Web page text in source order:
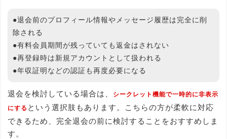
●退会前のプロフィール情報やメッセージ履歴は完全に削
除される
●有料会員期間が残っていても返金はされない
●再登録時は新規アカウントとして扱われる
●年収証明などの認証も再度必要になる
退会を検討している場合は、
シークレット機能で一時的に非表示
にする という選択肢もあります。こちらの方が柔軟に対応
できるため、完全退会の前に検討することをおすすめしま
す。